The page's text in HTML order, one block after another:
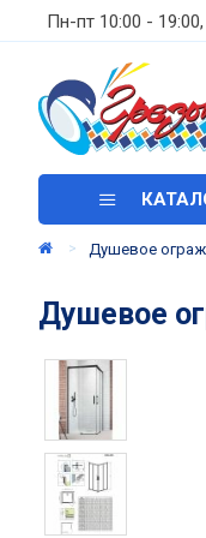
Пн-пт 10:00 -
Душевое
Душевое